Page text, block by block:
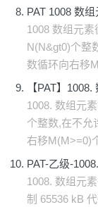
PAT 1008 数
1008 数组元
N(N&gt0)个整
数循环向右移
【PAT】
1008. 数组元
个整数,在不允
右移M(M>=0)
PAT-乙级-
1008. 数组元
制 65536 kB